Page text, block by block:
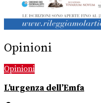
Opinioni
Opinioni
L’urgenza dell’Emfa